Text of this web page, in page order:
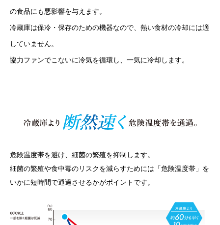
の食品にも悪影響を与えます。
冷蔵庫は保冷・保存のための機器なので、熱い食材の冷却には適
していません。
協力ファンでこないに冷気を循環し、一気に冷却します。
危険温度帯を避け、細菌の繁殖を抑制します。
細菌の繁殖や食中毒のリスクを減らすためには「危険温度帯」を
いかに短時間で通過させるかがポイントです。